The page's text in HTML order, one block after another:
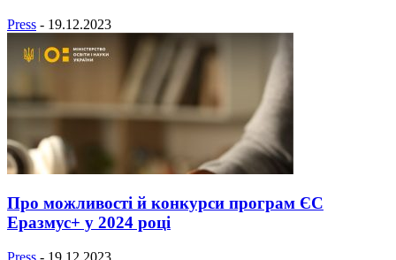
Press - 19.12.2023
Про можливості й конкурси програм ЄС
Еразмус+ у 2024 році
Press - 19.12.2023